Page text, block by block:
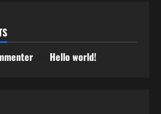
on Hello world!